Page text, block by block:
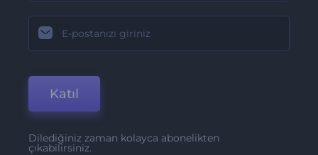
Katıl
Dilediğiniz zaman kolayca abonelikten
çıkabilirsiniz.